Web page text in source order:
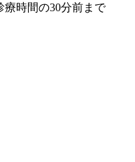
時間の30分前まで